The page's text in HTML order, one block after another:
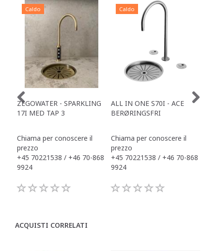
Caldo
ZEGOWATER - SPARKLING
17I MED TAP 3
Chiama per conoscere il
prezzo
+45 70221538 / +46 70-868
9924
Caldo
ALL IN ONE S70I - ACE
BERØRINGSFRI
Chiama per conoscere il
prezzo
+45 70221538 / +46 70-868
9924
ACQUISTI CORRELATI